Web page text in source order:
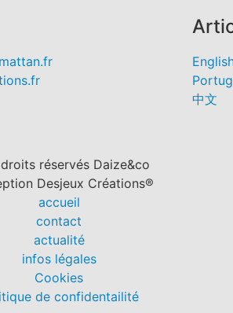
中文
réservés Daize&co
Desjeux Créations®
accueil
contact
actualité
infos légales
Cookies
de confidentailité